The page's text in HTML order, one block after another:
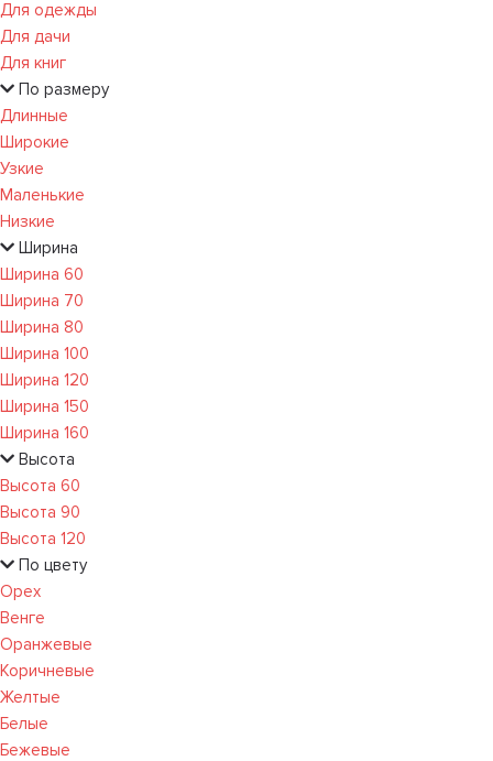
Для одежды
Для дачи
Для книг
По размеру
Длинные
Широкие
Узкие
Маленькие
Низкие
Ширина
Ширина 60
Ширина 70
Ширина 80
Ширина 100
Ширина 120
Ширина 150
Ширина 160
Высота
Высота 60
Высота 90
Высота 120
По цвету
Орех
Венге
Оранжевые
Коричневые
Желтые
Белые
Бежевые